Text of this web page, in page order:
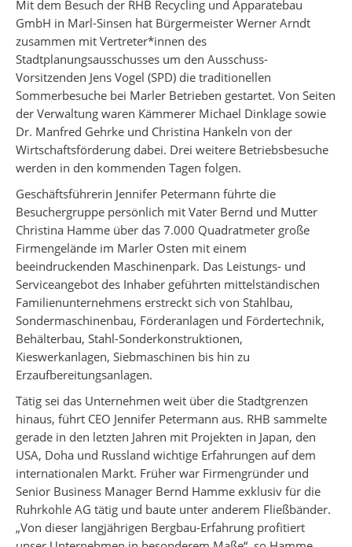
Mit dem Besuch der RHB Recycling und Apparatebau
GmbH in Marl-Sinsen hat Bürgermeister Werner Arndt
zusammen mit Vertreter*innen des
Stadtplanungsausschusses um den Ausschuss-
Vorsitzenden Jens Vogel (SPD) die traditionellen
Sommerbesuche bei Marler Betrieben gestartet. Von Seiten
der Verwaltung waren Kämmerer Michael Dinklage sowie
Dr. Manfred Gehrke und Christina Hankeln von der
Wirtschaftsförderung dabei. Drei weitere Betriebsbesuche
werden in den kommenden Tagen folgen.
Geschäftsführerin Jennifer Petermann führte die
Besuchergruppe persönlich mit Vater Bernd und Mutter
Christina Hamme über das 7.000 Quadratmeter große
Firmengelände im Marler Osten mit einem
beeindruckenden Maschinenpark. Das Leistungs- und
Serviceangebot des Inhaber geführten mittelständischen
Familienunternehmens erstreckt sich von Stahlbau,
Sondermaschinenbau, Förderanlagen und Fördertechnik,
Behälterbau, Stahl-Sonderkonstruktionen,
Kieswerkanlagen, Siebmaschinen bis hin zu
Erzaufbereitungsanlagen.
Tätig sei das Unternehmen weit über die Stadtgrenzen
hinaus, führt CEO Jennifer Petermann aus. RHB sammelte
gerade in den letzten Jahren mit Projekten in Japan, den
USA, Doha und Russland wichtige Erfahrungen auf dem
internationalen Markt. Früher war Firmengründer und
Senior Business Manager Bernd Hamme exklusiv für die
Ruhrkohle AG tätig und baute unter anderem Fließbänder.
„Von dieser langjährigen Bergbau-Erfahrung profitiert